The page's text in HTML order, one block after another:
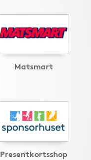
Matsmart
Presentkortsshop